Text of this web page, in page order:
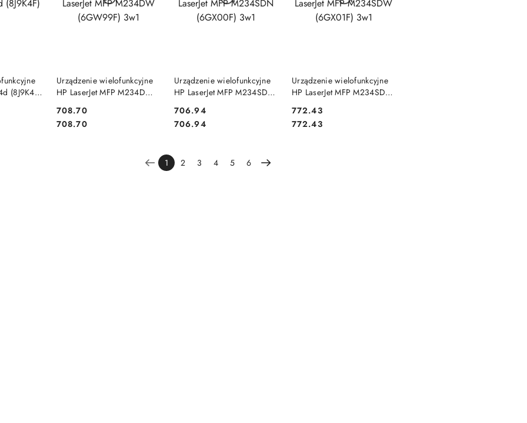
(8J9K4F)
Urządzenie wielofunkcyjne
HP LaserJet MFP M234DW
Cena:
708.70
Cena:
708.70
DO KOSZYKA
Urządzenie wielofunkcyjne
HP LaserJet MFP M234SDN
Cena:
706.94
Cena:
706.94
DO KOSZYKA
Urządzenie wielofunkcyjne
HP LaserJet MFP M234SDW
Cena:
772.43
Cena:
772.43
DO KOSZYKA
1 2 3 4 5 6